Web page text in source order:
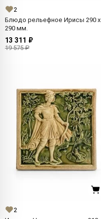
2
Блюдо рельефное Ирисы 290 x
290 мм.
13 311 ₽
19 575 ₽
2